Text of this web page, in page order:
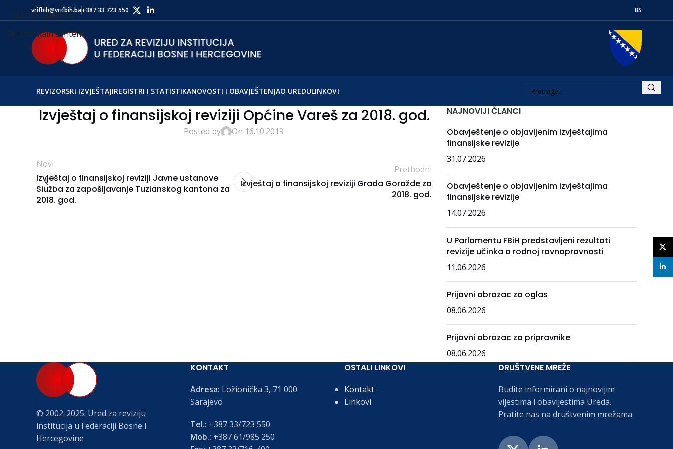
Skip to navigation
Skip to main content
vrifbih@vrifbih.ba+387 33 723 550 BS
REVIZORSKI IZVJEŠTAJIREGISTRI I STATISTIKANOVOSTI I OBAVJEŠTENJAO UREDULINKOVI
Izvještaj o finansijskoj reviziji Općine Vareš za 2018. god.
Posted by On 16.10.2019
Novi
Izvještaj o finansijskoj reviziji Javne ustanove
Služba za zapošljavanje Tuzlanskog kantona za
2018. god.
Prethodni
Izvještaj o finansijskoj reviziji Grada Goražde za
2018. god.
NAJNOVIJI ČLANCI
Obavještenje o objavljenim izvještajima
finansijske revizije
31.07.2026
Obavještenje o objavljenim izvještajima
finansijske revizije
14.07.2026
U Parlamentu FBiH predstavljeni rezultati
revizije učinka o rodnoj ravnopravnosti
11.06.2026
Prijavni obrazac za oglas
08.06.2026
Prijavni obrazac za pripravnike
08.06.2026
© 2002-2025. Ured za reviziju
institucija u Federaciji Bosne i
Hercegovine
KONTAKT
Adresa: Ložionička 3, 71 000
Sarajevo
Tel.: +387 33/723 550
Mob.: +387 61/985 250
OSTALI LINKOVI
Kontakt
Linkovi
DRUŠTVENE MREŽE
Budite informirani o najnovijim
vijestima i obavijestima Ureda.
Pratite nas na društvenim mrežama